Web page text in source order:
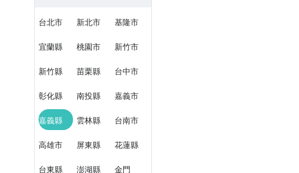
台北市 新北市 基隆市
宜蘭縣 桃園市 新竹市
新竹縣 苗栗縣 台中市
彰化縣 南投縣 嘉義市
嘉義縣 雲林縣 台南市
高雄市 屏東縣 花蓮縣
台東縣 澎湖縣 金門